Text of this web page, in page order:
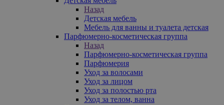
Назад
Детская мебель
Мебель для ванны и туалета детская
Парфюмерно-косметическая группа
Назад
Парфюмерно-косметическая группа
Парфюмерия
Уход за волосами
Уход за лицом
Уход за полостью рта
Уход за телом, ванна